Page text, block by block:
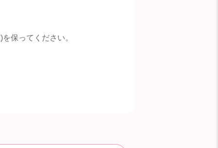
保ってください。